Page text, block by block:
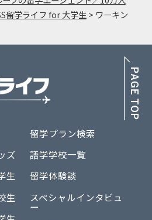
留学ライフ for 大学生> ワーキン
ズ
生
生
留学プラン検索
語学学校一覧
留学体験談
スペシャルインタビュ
ー